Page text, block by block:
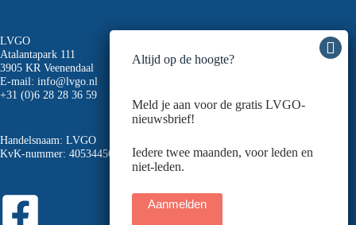
LVGO
Atalantapark 111
3905 KR Veenendaal
E-mail: info@lvgo.nl
+31 (0)6 28 28 36 59
Handelsnaam: LVGO
KvK-nummer: 40534456
Altijd op de hoogte?
Meld je aan voor de gratis LVGO-
nieuwsbrief!
Iedere twee maanden, voor leden en
niet-leden.
Aanmelden